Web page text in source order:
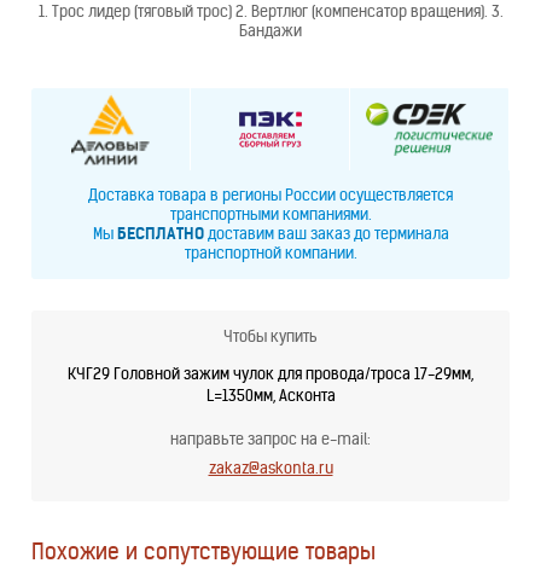
1. Трос лидер (тяговый трос) 2. Вертлюг (компенсатор вращения). 3.
Бандажи
Доставка товара в регионы России осуществляется
транспортными компаниями.
МыБЕСПЛАТНОдоставим ваш заказ до терминала
транспортной компании.
Чтобы купить
КЧГ29 Головной зажим чулок для провода/троса 17-29мм,
L=1350мм, Асконта
направьте запрос на e-mail:
zakaz@askonta.ru
Похожие и сопутствующие товары